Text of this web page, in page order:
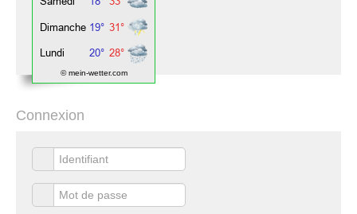
© mein-wetter.com
Connexion